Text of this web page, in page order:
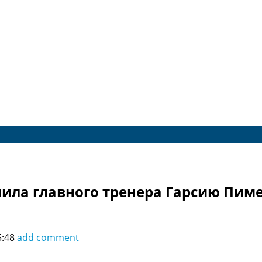
главного тренера Гарсию
add comment